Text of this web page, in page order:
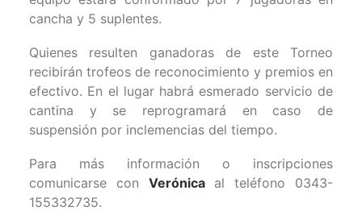
cancha y 5 suplentes.
Quienes resulten ganadoras de este Torneo
recibirán trofeos de reconocimiento y premios en
efectivo. En el lugar habrá esmerado servicio de
cantina y se reprogramará en caso de
suspensión por inclemencias del tiempo.
Para más información o inscripciones
comunicarse con Verónicaal teléfono 0343-
155332735.